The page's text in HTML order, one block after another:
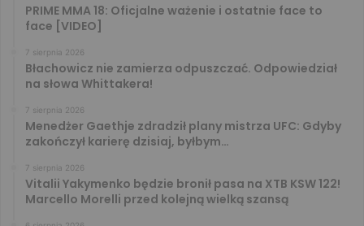
PRIME MMA 18: Oficjalne ważenie i ostatnie face to
face [VIDEO]
7 sierpnia 2026
Błachowicz nie zamierza odpuszczać. Odpowiedział
na słowa Whittakera!
7 sierpnia 2026
Menedżer Gaethje zdradził plany mistrza UFC: Gdyby
zakończył karierę dzisiaj, byłbym…
7 sierpnia 2026
Vitalii Yakymenko będzie bronił pasa na XTB KSW 122!
Marcello Morelli przed kolejną wielką szansą